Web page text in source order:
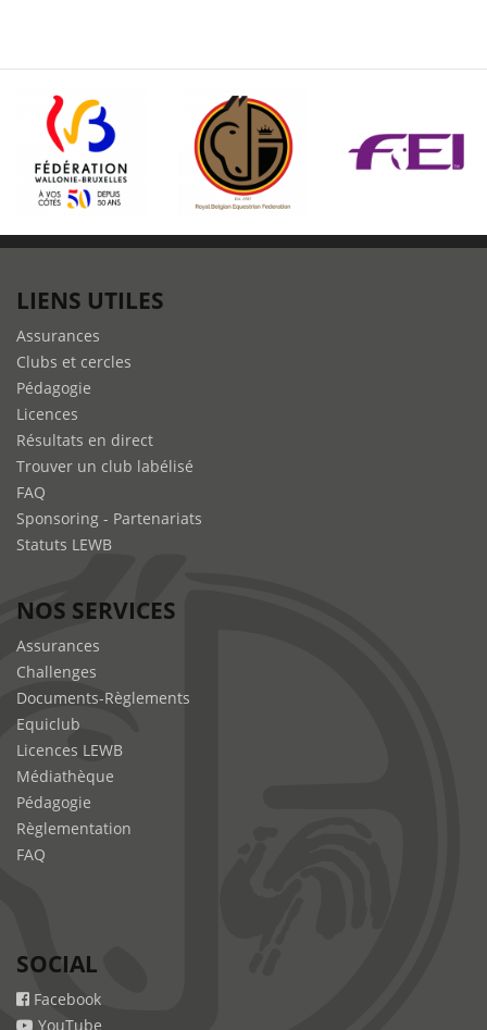
LIENS UTILES
Assurances
Clubs et cercles
Pédagogie
Licences
Résultats en direct
Trouver un club labélisé
FAQ
Sponsoring - Partenariats
Statuts LEWB
NOS SERVICES
Assurances
Challenges
Documents-Règlements
Equiclub
Licences LEWB
Médiathèque
Pédagogie
Règlementation
FAQ
SOCIAL
Facebook
YouTube